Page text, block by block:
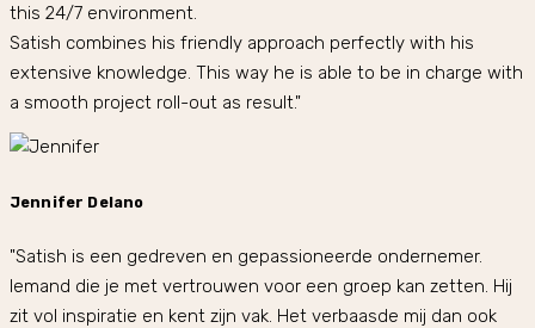
this 24/7 environment.
Satish combines his friendly approach perfectly with his
extensive knowledge. This way he is able to be in charge with
a smooth project roll-out as result."
Jennifer Delano
"Satish is een gedreven en gepassioneerde ondernemer.
Iemand die je met vertrouwen voor een groep kan zetten. Hij
zit vol inspiratie en kent zijn vak. Het verbaasde mij dan ook